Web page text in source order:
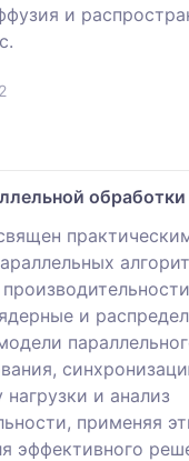
и
и
нагрузки и анализ
применяя
эффективного